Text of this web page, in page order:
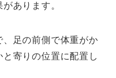
あります。
足の前側で体重がか
寄りの位置に配置し